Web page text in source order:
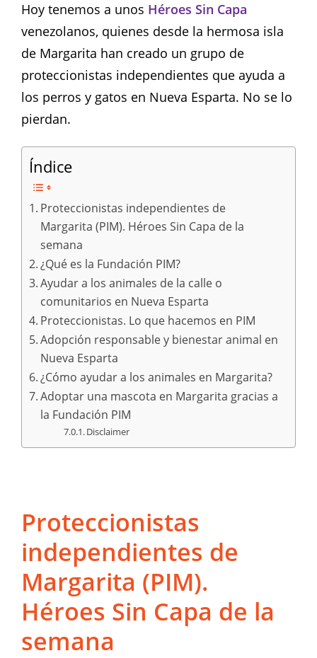
Hoy tenemos a unos Héroes Sin Capa
venezolanos, quienes desde la hermosa isla
de Margarita han creado un grupo de
proteccionistas independientes que ayuda a
los perros y gatos en Nueva Esparta. No se lo
pierdan.
Índice
Proteccionistas independientes de
Margarita (PIM). Héroes Sin Capa de la
semana
¿Qué es la Fundación PIM?
Ayudar a los animales de la calle o
comunitarios en Nueva Esparta
Proteccionistas. Lo que hacemos en PIM
Adopción responsable y bienestar animal en
Nueva Esparta
¿Cómo ayudar a los animales en Margarita?
Adoptar una mascota en Margarita gracias a
la Fundación PIM
Disclaimer
Proteccionistas
independientes de
Margarita (PIM).
Héroes Sin Capa de la
semana